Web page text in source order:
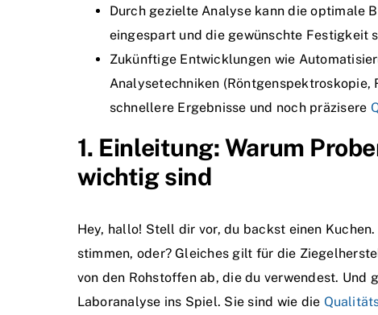
Durch gezielte Analyse kann die optimale
eingespart und die gewünschte Festigkeit
Zukünftige Entwicklungen wie
Analysetechniken
schnellere Ergebnisse und noch präzisere
1. Einleitung: Warum
wichtig sind
Hey, hallo! Stell dir vor, du backst einen
stimmen, oder? Gleiches gilt für die
von den Rohstoffen ab, die du verwendest. Und
Laboranalyse ins Spiel. Sie sind wie die